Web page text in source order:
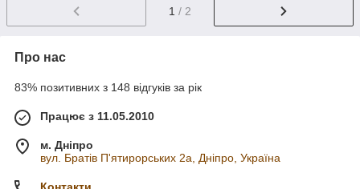
1 / 2
Про нас
83% позитивних з 148 відгуків за рік
Працює з 11.05.2010
м. Дніпро
вул. Братів П'ятирорських 2а, Дніпро, Україна